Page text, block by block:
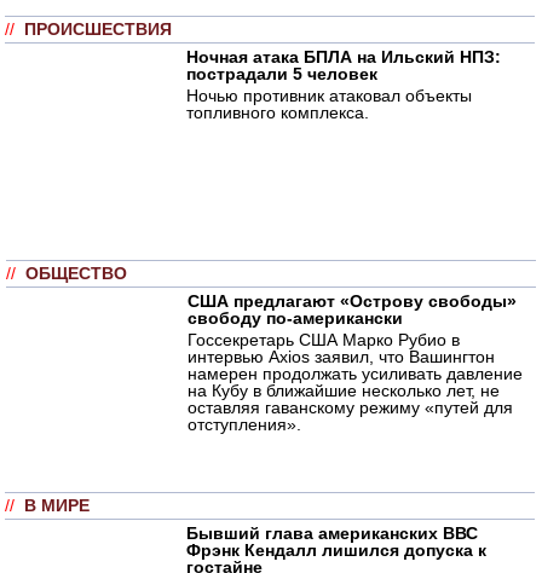
// ПРОИСШЕСТВИЯ
Ночная атака БПЛА на Ильский НПЗ:
пострадали 5 человек
Ночью противник атаковал объекты
топливного комплекса.
// ОБЩЕСТВО
США предлагают «Острову свободы»
свободу по-американски
Госсекретарь США Марко Рубио в
интервью Axios заявил, что Вашингтон
намерен продолжать усиливать давление
на Кубу в ближайшие несколько лет, не
оставляя гаванскому режиму «путей для
отступления».
// В МИРЕ
Бывший глава американских ВВС
Фрэнк Кендалл лишился допуска к
гостайне